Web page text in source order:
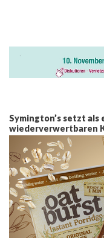
Symington’s setzt
wiederverwertbaren